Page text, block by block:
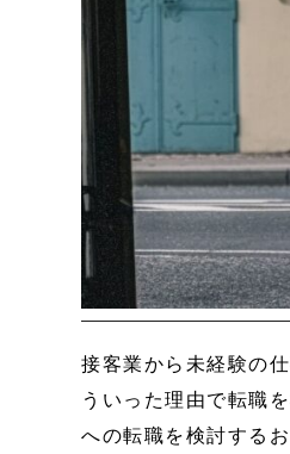
接客業から未経験の
ういった理由で転職
への転職を検討する